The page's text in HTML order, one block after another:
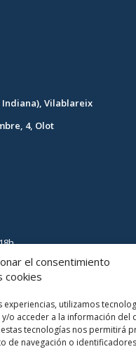
el consentimiento
cookies
experiencias, utilizamos
o acceder a la información del
tecnologías nos permitirá
de navegación o
Indiana), Vilablareix
4, Olot
18h